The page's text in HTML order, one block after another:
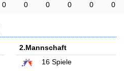
0 0 0 0 0 0
2.Mannschaft
16Spiele